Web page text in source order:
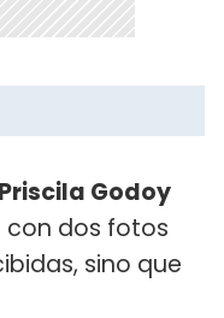
Priscila Godoy
dos fotos
sino que